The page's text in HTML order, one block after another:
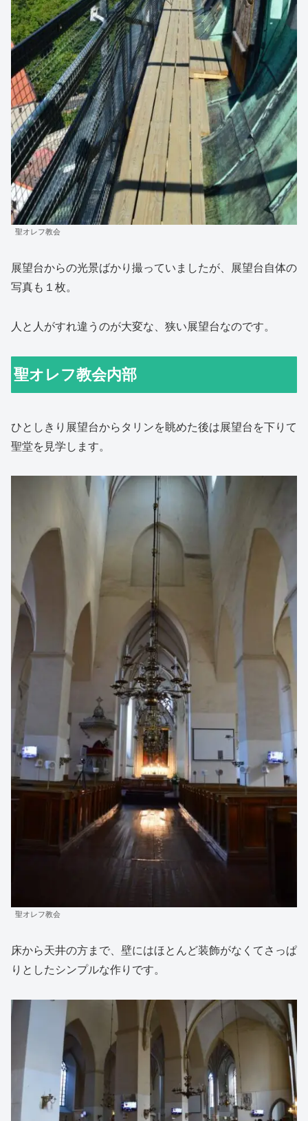
聖オレフ教会
展望台からの光景ばかり撮っていましたが、展望台自体の
写真も１枚。
人と人がすれ違うのが大変な、狭い展望台なのです。
聖オレフ教会内部
ひとしきり展望台からタリンを眺めた後は展望台を下りて
聖堂を見学します。
聖オレフ教会
床から天井の方まで、壁にはほとんど装飾がなくてさっぱ
りとしたシンプルな作りです。